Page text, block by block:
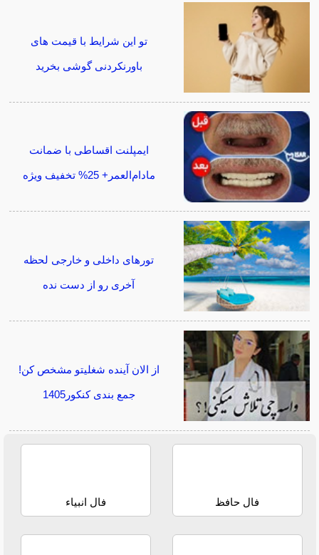
تو این شرایط با قیمت های
باورنکردنی گوشی بخرید
ایمپلنت اقساطی با ضمانت
مادام‌العمر+ 25% تخفیف ویژه
تورهای داخلی و خارجی لحظه
آخری رو از دست نده
از الان آینده شغلیتو مشخص کن!
جمع بندی کنکور1405
فال حافظ فال انبیاء